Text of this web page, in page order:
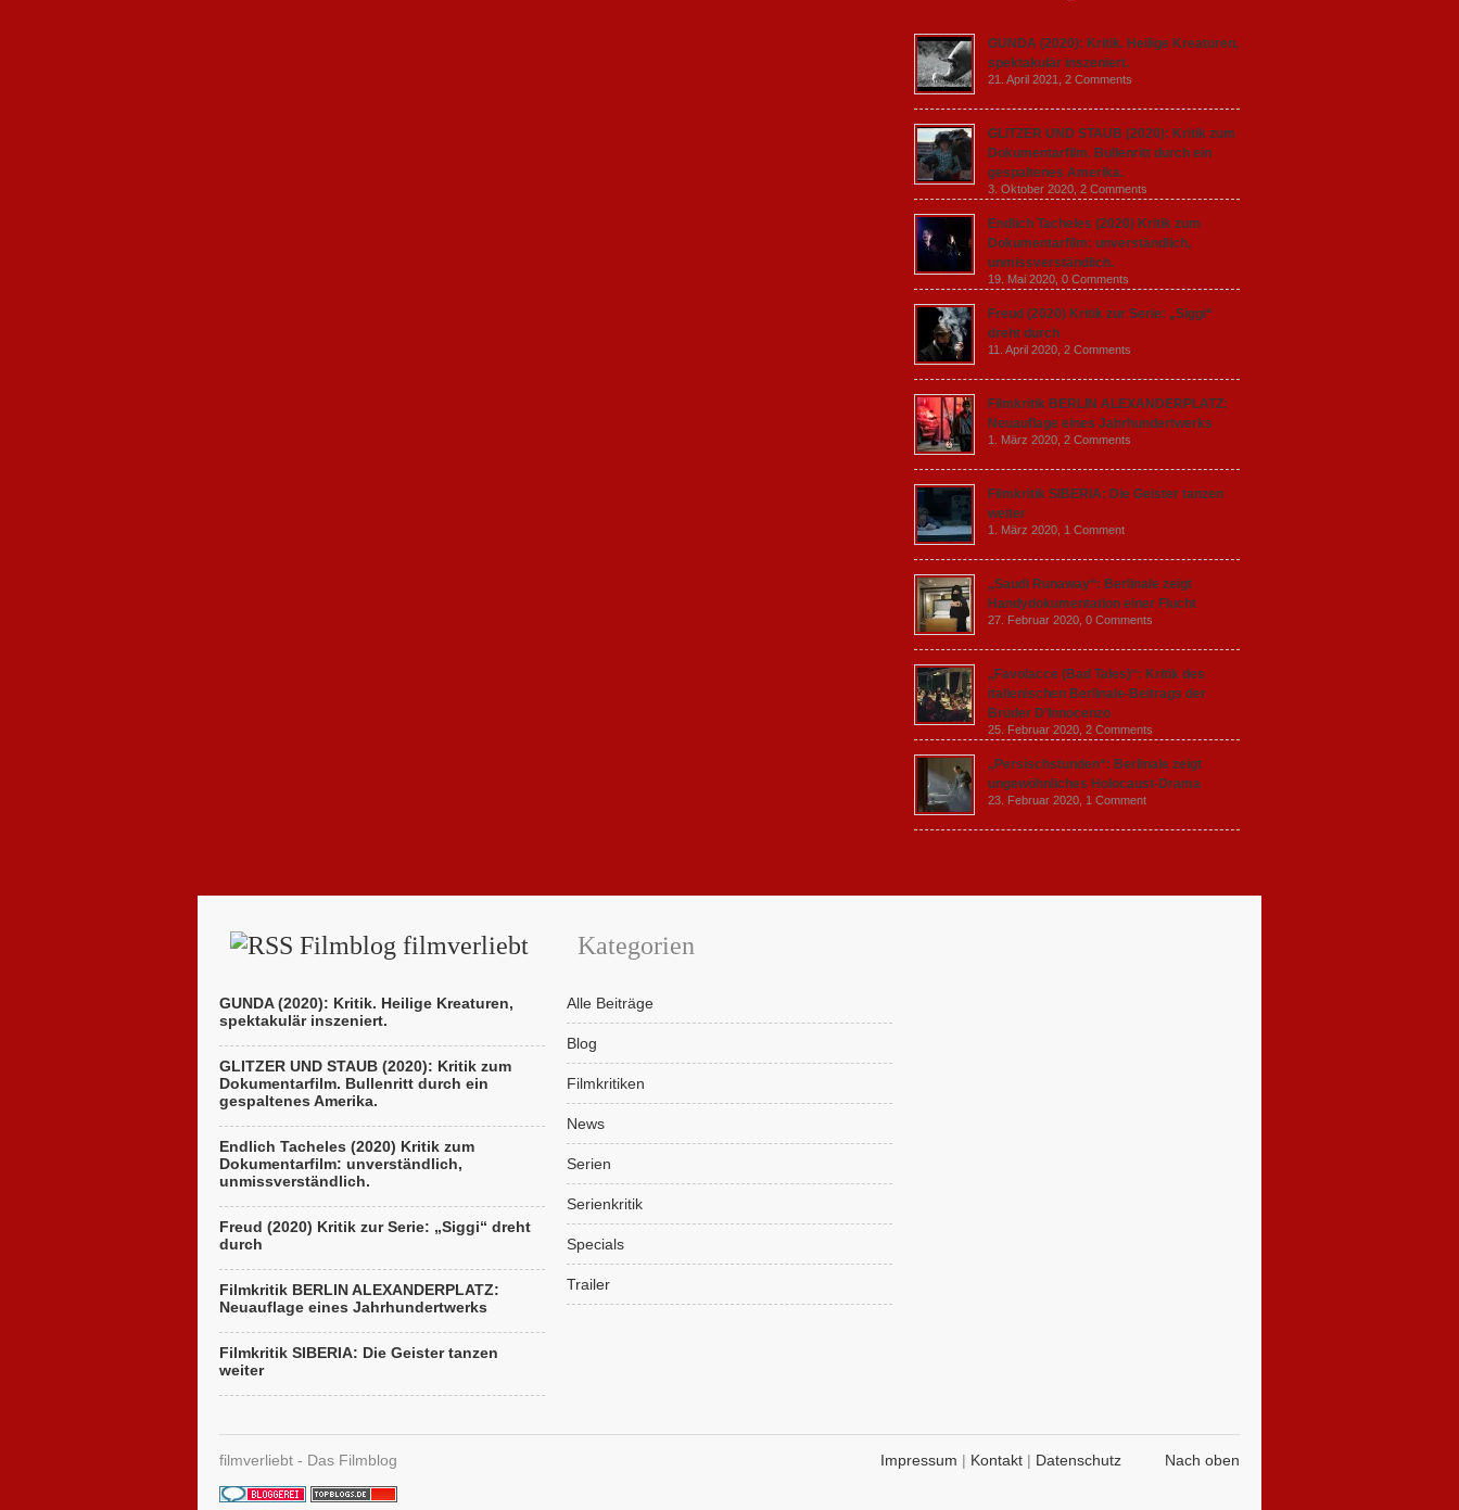
GUNDA (2020): Kritik. Heilige Kreaturen,
spektakulär inszeniert.
21. April 2021, 2 Comments
GLITZER UND STAUB (2020): Kritik zum
Dokumentarfilm. Bullenritt durch ein
gespaltenes Amerika.
3. Oktober 2020, 2 Comments
Endlich Tacheles (2020) Kritik zum
Dokumentarfilm: unverständlich,
unmissverständlich.
19. Mai 2020, 0 Comments
Freud (2020) Kritik zur Serie: „Siggi“
dreht durch
11. April 2020, 2 Comments
Filmkritik BERLIN ALEXANDERPLATZ:
Neuauflage eines Jahrhundertwerks
1. März 2020, 2 Comments
Filmkritik SIBERIA: Die Geister tanzen
weiter
1. März 2020, 1 Comment
„Saudi Runaway“: Berlinale zeigt
Handydokumentation einer Flucht
27. Februar 2020, 0 Comments
„Favolacce (Bad Tales)“: Kritik des
italienischen Berlinale-Beitrags der
Brüder D’Innocenzo
25. Februar 2020, 2 Comments
„Persischstunden“: Berlinale zeigt
ungewöhnliches Holocaust-Drama
23. Februar 2020, 1 Comment
Filmblog filmverliebt
GUNDA (2020): Kritik. Heilige Kreaturen,
spektakulär inszeniert.
GLITZER UND STAUB (2020): Kritik zum
Dokumentarfilm. Bullenritt durch ein
gespaltenes Amerika.
Endlich Tacheles (2020) Kritik zum
Dokumentarfilm: unverständlich,
unmissverständlich.
Freud (2020) Kritik zur Serie: „Siggi“ dreht
durch
Filmkritik BERLIN ALEXANDERPLATZ:
Neuauflage eines Jahrhundertwerks
Filmkritik SIBERIA: Die Geister tanzen
weiter
Kategorien
Alle Beiträge
Blog
Filmkritiken
News
Serien
Serienkritik
Specials
Trailer
filmverliebt - Das Filmblog Impressum | Kontakt | Datenschutz Nach oben